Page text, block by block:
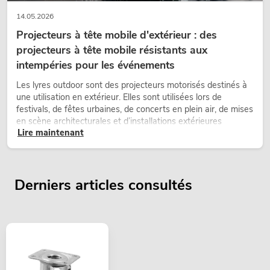
14.05.2026
Projecteurs à tête mobile d'extérieur : des
projecteurs à tête mobile résistants aux
intempéries pour les événements
Les lyres outdoor sont des projecteurs motorisés destinés à
une utilisation en extérieur. Elles sont utilisées lors de
festivals, de fêtes urbaines, de concerts en plein air, de mises
en scène architecturales et d’installations extérieures
temporaires.
Lire maintenant
Derniers articles consultés